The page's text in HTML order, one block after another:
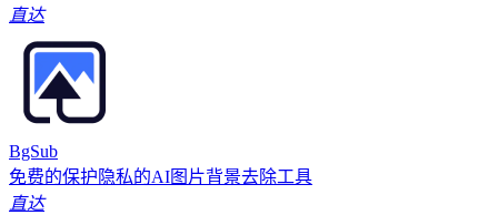
直达
BgSub
免费的保护隐私的AI图片背景去除工具
直达